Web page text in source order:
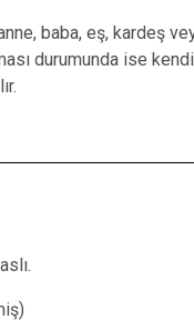
baba, eş, kardeş
durumunda ise